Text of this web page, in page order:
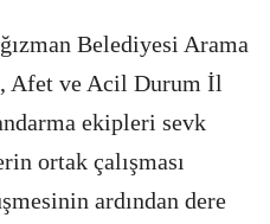
Belediyesi Arama
Afet ve Acil Durum İl
ekipleri sevk
ortak çalışması
ardından dere